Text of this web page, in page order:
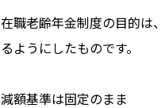
在職老齢年金制度の目的は
るようにしたものです。
減額基準は固定のまま